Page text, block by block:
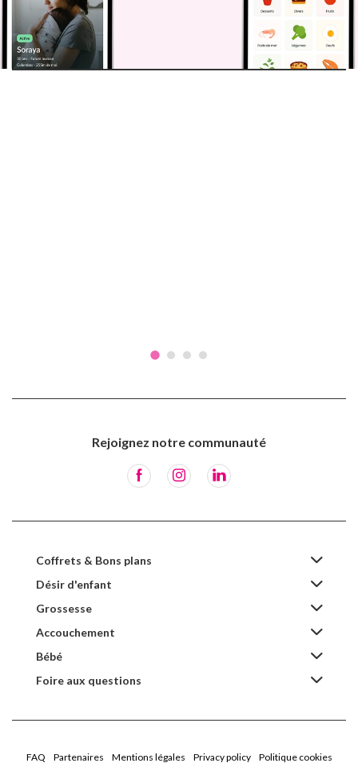
Rejoignez notre communauté
Coffrets & Bons plans
Désir d'enfant
Grossesse
Accouchement
Bébé
Foire aux questions
FAQ Partenaires Mentions légales Privacy policy Politique cookies